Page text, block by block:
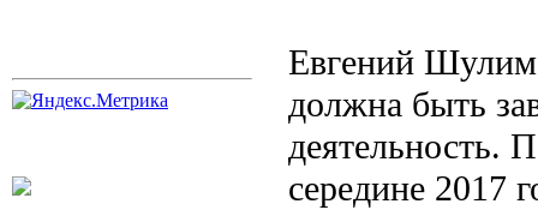
Евгений
должна быть
деятельность.
середине 2017